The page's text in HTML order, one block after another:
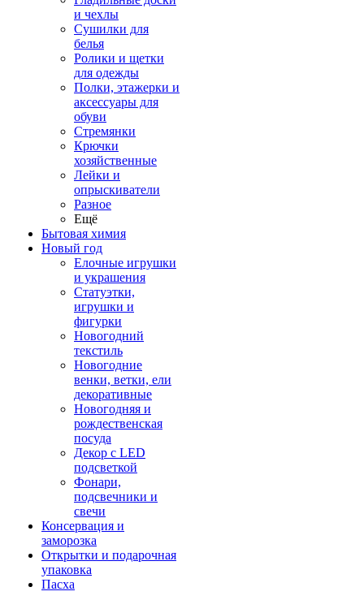
и чехлы
Сушилки для
белья
Ролики и щетки
для одежды
Полки, этажерки и
аксессуары для
обуви
Стремянки
Крючки
хозяйственные
Лейки и
опрыскиватели
Разное
Ещё
Бытовая химия
Новый год
Елочные игрушки
и украшения
Статуэтки,
игрушки и
фигурки
Новогодний
текстиль
Новогодние
венки, ветки, ели
декоративные
Новогодняя и
рождественская
посуда
Декор с LED
подсветкой
Фонари,
подсвечники и
свечи
Консервация и
заморозка
Открытки и подарочная
упаковка
Пасха